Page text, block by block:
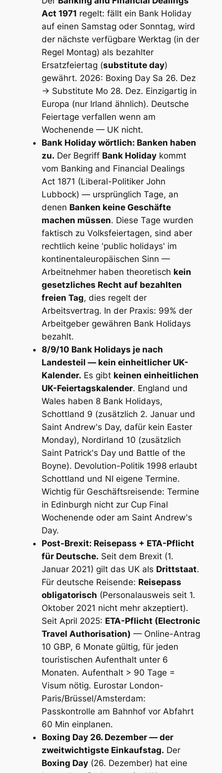
Act 1971 regelt: fällt ein Bank Holiday
auf einen Samstag oder Sonntag, wird
der nächste verfügbare Werktag (in der
Regel Montag) als bezahlter
Ersatzfeiertag (substitute day)
gewährt. 2026: Boxing Day Sa 26. Dez
→ Substitute Mo 28. Dez. Einzigartig in
Europa (nur Irland ähnlich). Deutsche
Feiertage verfallen wenn am
Wochenende — UK nicht.
Bank Holiday wörtlich: Banken haben
zu. Der Begriff Bank Holidaykommt
vom Banking and Financial Dealings
Act 1871 (Liberal-Politiker John
Lubbock) — ursprünglich Tage, an
denen Banken keine Geschäfte
machen müssen. Diese Tage wurden
faktisch zu Volksfeiertagen, sind aber
rechtlich keine 'public holidays' im
kontinentaleuropäischen Sinn —
Arbeitnehmer haben theoretisch kein
gesetzliches Recht auf bezahlten
freien Tag, dies regelt der
Arbeitsvertrag. In der Praxis: 99% der
Arbeitgeber gewähren Bank Holidays
bezahlt.
8/9/10 Bank Holidays je nach
Landesteil — kein einheitlicher UK-
Kalender. Es gibt keinen einheitlichen
UK-Feiertagskalender. England und
Wales haben 8 Bank Holidays,
Schottland 9 (zusätzlich 2. Januar und
Saint Andrew's Day, dafür kein Easter
Monday), Nordirland 10 (zusätzlich
Saint Patrick's Day und Battle of the
Boyne). Devolution-Politik 1998 erlaubt
Schottland und NI eigene Termine.
Wichtig für Geschäftsreisende: Termine
in Edinburgh nicht zur Cup Final
Wochenende oder am Saint Andrew's
Day.
Post-Brexit: Reisepass + ETA-Pflicht
für Deutsche. Seit dem Brexit (1.
Januar 2021) gilt das UK als Drittstaat.
Für deutsche Reisende: Reisepass
obligatorisch (Personalausweis seit 1.
Oktober 2021 nicht mehr akzeptiert).
Seit April 2025: ETA-Pflicht (Electronic
Travel Authorisation) — Online-Antrag
10 GBP, 6 Monate gültig, für jeden
touristischen Aufenthalt unter 6
Monaten. Aufenthalt > 90 Tage =
Visum nötig. Eurostar London-
Paris/Brüssel/Amsterdam:
Passkontrolle am Bahnhof vor Abfahrt
60 Min einplanen.
Boxing Day 26. Dezember — der
zweitwichtigste Einkaufstag. Der
Boxing Day(26. Dezember) hat eine